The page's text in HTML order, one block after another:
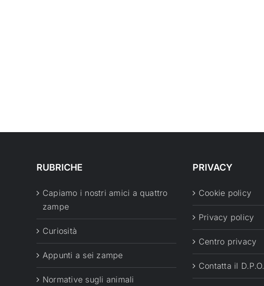
RUBRICHE
Capiamo i nostri amici a quattro
zampe
Curiosità
Appunti a sei zampe
Normative sugli animali
PRIVACY
Cookie policy
Privacy policy
Centro privacy
Contatta il D.P.O.